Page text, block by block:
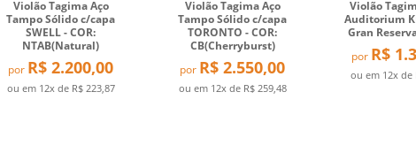
Violão Tagima Aço
Tampo Sólido c/capa
SWELL - COR:
NTAB(Natural)
por R$ 2.200,00
ou em 12xde R$ 223,87
Violão Tagima Aço
Tampo Sólido c/capa
TORONTO - COR:
CB(Cherryburst)
por R$ 2.550,00
ou em 12xde R$ 259,48
Violão
Auditorium
Gran
por R$
ou em 12xde